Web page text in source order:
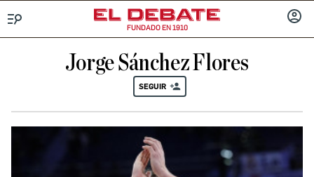
FUNDADO EN 1910
Jorge Sánchez Flores
SEGUIR